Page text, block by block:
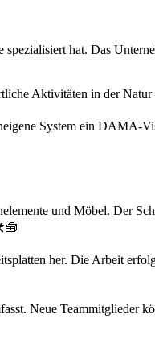
hat. Das
Aktivitäten in der
System ein DAMA-
und Möbel. Der
her. Die Arbeit
Neue Teammitglieder